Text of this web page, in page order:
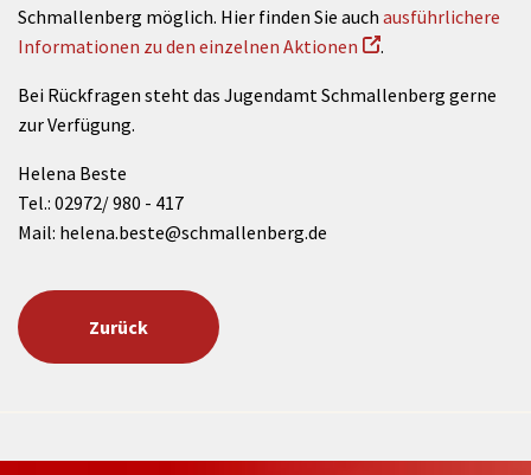
Schmallenberg möglich. Hier finden Sie auch ausführlichere
Informationen zu den einzelnen Aktionen
.
Bei Rückfragen steht das Jugendamt Schmallenberg gerne
zur Verfügung.
Helena Beste
Tel.: 02972/ 980 - 417
Mail: helena.beste@schmallenberg.de
Zurück